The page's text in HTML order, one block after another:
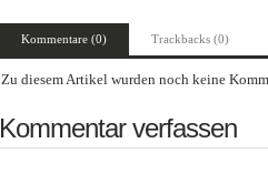
Kommentare (0) Trackbacks (0)
Zu diesem Artikel wurden noch keine
Kommentar verfassen